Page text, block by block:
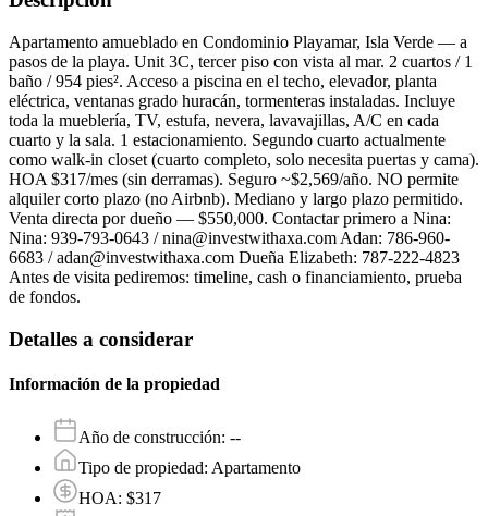
Apartamento amueblado en Condominio Playamar, Isla Verde — a
pasos de la playa. Unit 3C, tercer piso con vista al mar. 2 cuartos / 1
baño / 954 pies². Acceso a piscina en el techo, elevador, planta
eléctrica, ventanas grado huracán, tormenteras instaladas. Incluye
toda la mueblería, TV, estufa, nevera, lavavajillas, A/C en cada
cuarto y la sala. 1 estacionamiento. Segundo cuarto actualmente
como walk-in closet (cuarto completo, solo necesita puertas y cama).
HOA $317/mes (sin derramas). Seguro ~$2,569/año. NO permite
alquiler corto plazo (no Airbnb). Mediano y largo plazo permitido.
Venta directa por dueño — $550,000. Contactar primero a Nina:
Nina: 939-793-0643 / nina@investwithaxa.com Adan: 786-960-
6683 / adan@investwithaxa.com Dueña Elizabeth: 787-222-4823
Antes de visita pediremos: timeline, cash o financiamiento, prueba
de fondos.
Detalles a considerar
Información de la propiedad
Año de construcción: --
Tipo de propiedad: Apartamento
HOA: $317